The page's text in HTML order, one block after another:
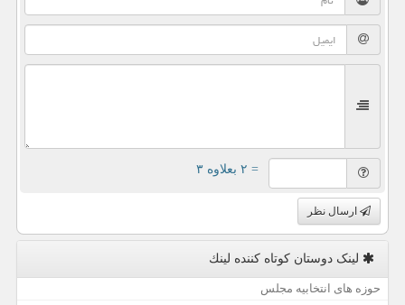
= ۲ بعلاوه ۳
ارسال نظر
لینک دوستان كوتاه كننده لینك
حوزه های انتخابیه مجلس